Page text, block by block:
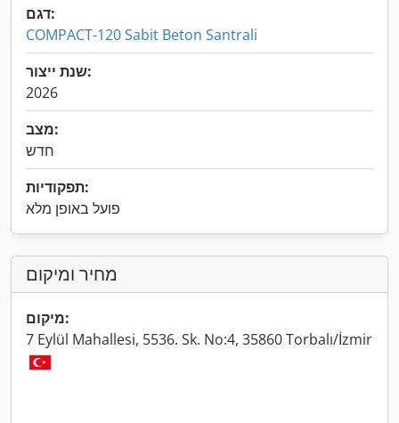
דגם:
COMPACT-120 Sabit Beton Santrali
שנת ייצור:
2026
מצב:
חדש
תפקודיות:
פועל באופן מלא
מחיר ומיקום
מיקום:
7 Eylül Mahallesi, 5536. Sk. No:4, 35860 Torbalı/İzmir